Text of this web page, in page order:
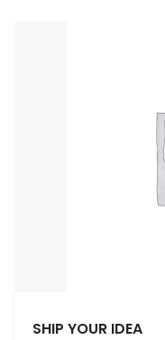
SHIP YOUR IDEA